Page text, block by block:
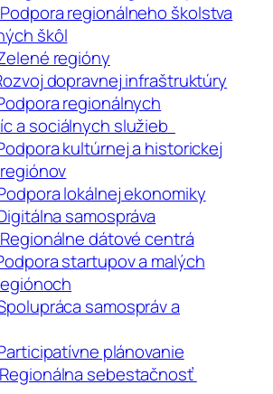
regionálneho školstva
škôl
regióny
dopravnej infraštruktúry
regionálnych
a sociálnych služieb
kultúrnej a historickej
lokálnej ekonomiky
samospráva
dátové centrá
startupov a malých
samospráv a
plánovanie
sebestačnosť